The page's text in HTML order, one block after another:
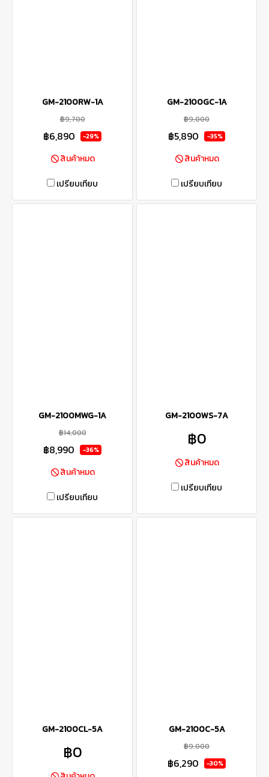
GM-2100RW-1A
฿9,700
฿6,890 -29%
สินค้าหมด
เปรียบเทียบ
GM-2100GC-1A
฿9,000
฿5,890 -35%
สินค้าหมด
เปรียบเทียบ
GM-2100MWG-1A
฿14,000
฿8,990 -36%
สินค้าหมด
เปรียบเทียบ
GM-2100WS-7A
฿0
สินค้าหมด
เปรียบเทียบ
GM-2100CL-5A
฿0
GM-2100C-5A
฿9,000
฿6,290 -30%